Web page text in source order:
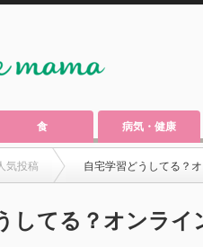
食 病気・健康
気投稿 自宅学習どうしてる？
してる？オンライ